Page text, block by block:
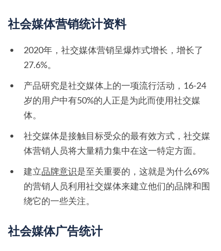
社会媒体营销统计资料
2020年，社交媒体营销呈爆炸式增长，增长了
27.6%。
产品研究是社交媒体上的一项流行活动，16-24
岁的用户中有50%的人正是为此而使用社交媒
体。
社交媒体是接触目标受众的最有效方式，社交媒
体营销人员将大量精力集中在这一特定方面。
建立品牌意识是至关重要的，这就是为什么69%
的营销人员利用社交媒体来建立他们的品牌和围
绕它的一些关注。
社会媒体广告统计